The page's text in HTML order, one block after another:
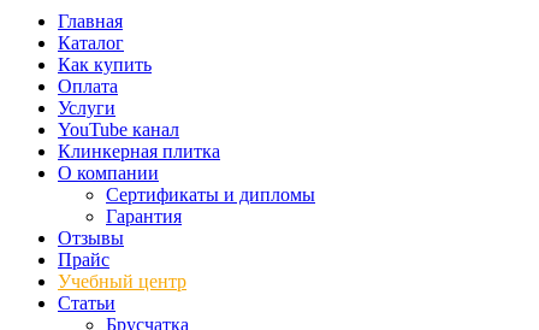
Главная
Каталог
Как купить
Оплата
Услуги
YouTube канал
Клинкерная плитка
О компании
Сертификаты и дипломы
Гарантия
Отзывы
Прайс
Учебный центр
Статьи
Брусчатка